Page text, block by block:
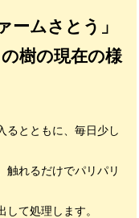
ームさとう」
樹の現在の様
るとともに、毎日少し
触れるだけでパリパリ
て処理します。